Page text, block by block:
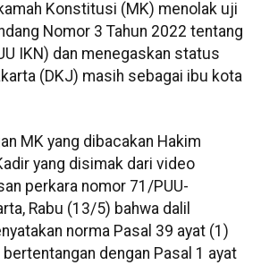
Konstitusi (MK) menolak uji
Nomor 3 Tahun 2022 tentang
IKN) dan menegaskan status
(DKJ) masih sebagai ibu kota
MK yang dibacakan Hakim
yang disimak dari video
perkara nomor 71/PUU-
Rabu (13/5) bahwa dalil
norma Pasal 39 ayat (1)
dengan Pasal 1 ayat